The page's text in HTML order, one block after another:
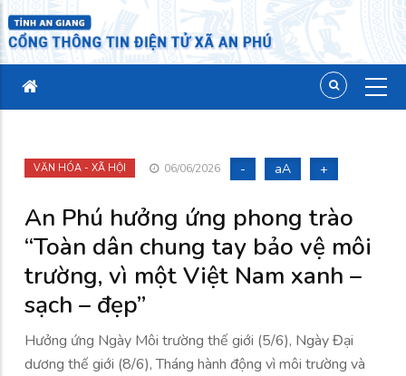
VĂN HÓA - XÃ HỘI 06/06/2026 - aA +
An Phú hưởng ứng phong trào
“Toàn dân chung tay bảo vệ môi
trường, vì một Việt Nam xanh –
sạch – đẹp”
Hưởng ứng Ngày Môi trường thế giới (5/6), Ngày Đại
dương thế giới (8/6), Tháng hành động vì môi trường và